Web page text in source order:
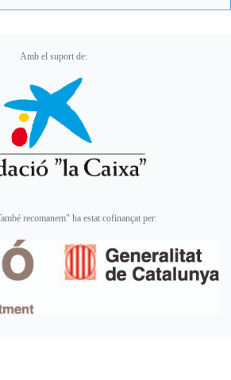
Amb el suport de:
recomanem" ha estat cofinançat per: